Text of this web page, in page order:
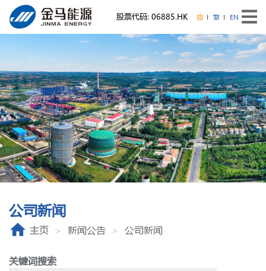
股票代码: 06885.HK 简 繁 EN
公司新闻
主页 新闻公告 公司新闻
关键词搜索